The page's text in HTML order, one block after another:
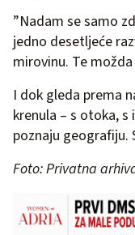
”Nadam se samo
jedno desetljeće
mirovinu. Te
I dok gleda prema
krenula – s otoka,
poznaju
Foto: Privatna